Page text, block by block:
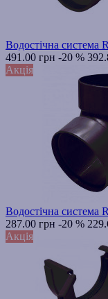
Водостічна система
491.00 грн -20 %
Акція
Водостічна система
287.00 грн -20 %
Акція